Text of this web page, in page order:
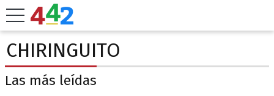
CHIRINGUITO
Las más leídas